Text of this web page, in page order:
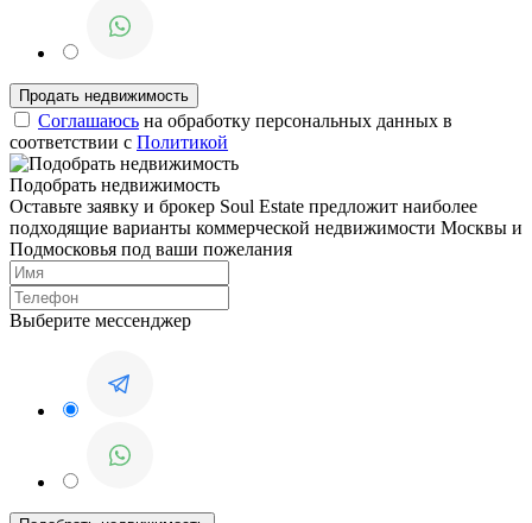
Соглашаюсь на обработку персональных данных в
соответствии с Политикой
Подобрать недвижимость
Оставьте заявку и брокер Soul Estate предложит наиболее
подходящие варианты коммерческой недвижимости Москвы и
Подмосковья под ваши пожелания
Выберите мессенджер